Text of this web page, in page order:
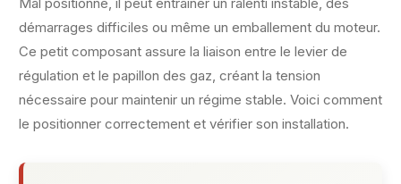
démarrages difficiles ou même un emballement du moteur.
Ce petit composant assure la liaison entre le levier de
régulation et le papillon des gaz, créant la tension
nécessaire pour maintenir un régime stable. Voici comment
le positionner correctement et vérifier son installation.